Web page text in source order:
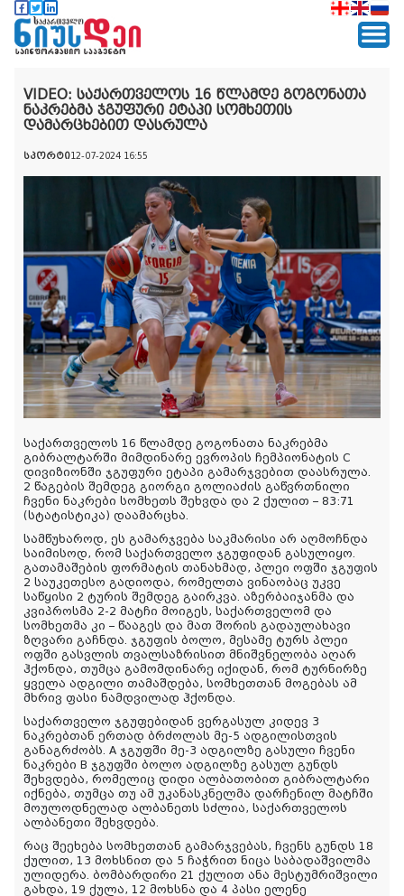
VIDEO: საქართველოს 16 წლამდე გოგონათა
ნაკრებმა ჯგუფური ეტაპი სომხეთის
დამარცხებით დასრულა
სპორტი12-07-2024 16:55
საქართველოს 16 წლამდე გოგონათა ნაკრებმა
გიბრალტარში მიმდინარე ევროპის ჩემპიონატის C
დივიზიონში ჯგუფური ეტაპი გამარჯვებით დაასრულა.
2 წაგების შემდეგ გიორგი გოლიაძის გაწვრთნილი
ჩვენი ნაკრები სომხეთს შეხვდა და 2 ქულით – 83:71
(სტატისტიკა) დაამარცხა.
სამწუხაროდ, ეს გამარჯვება საკმარისი არ აღმოჩნდა
საიმისოდ, რომ საქართველო ჯგუფიდან გასულიყო.
გათამაშების ფორმატის თანახმად, პლეი ოფში ჯგუფის
2 საუკეთესო გადიოდა, რომელთა ვინაობაც უკვე
საწყისი 2 ტურის შემდეგ გაირკვა. აზერბაიჯანმა და
კვიპროსმა 2-2 მატჩი მოიგეს, საქართველომ და
სომხეთმა კი – წააგეს და მათ შორის გადაულახავი
ზღვარი გაჩნდა. ჯგუფის ბოლო, მესამე ტურს პლეი
ოფში გასვლის თვალსაზრისით მნიშვნელობა აღარ
ჰქონდა, თუმცა გამომდინარე იქიდან, რომ ტურნირზე
ყველა ადგილი თამაშდება, სომხეთთან მოგებას ამ
მხრივ ფასი ნამდვილად ჰქონდა.
საქართველო ჯგუფებიდან ვერგასულ კიდევ 3
ნაკრებთან ერთად ბრძოლას მე-5 ადგილისთვის
განაგრძობს. A ჯგუფში მე-3 ადგილზე გასული ჩვენი
ნაკრები B ჯგუფში ბოლო ადგილზე გასულ გუნდს
შეხვდება, რომელიც დიდი ალბათობით გიბრალტარი
იქნება, თუმცა თუ ამ უკანასკნელმა დარჩენილ მატჩში
მოულოდნელად ალბანეთს სძლია, საქართველოს
ალბანეთი შეხვდება.
რაც შეეხება სომხეთთან გამარჯვებას, ჩვენს გუნდს 18
ქულით, 13 მოხსნით და 5 ჩაჭრით ნიცა საბადაშვილმა
ულიდერა. ბომბარდირი 21 ქულით ანა მესტუმრიშვილი
გახდა, 19 ქულა, 12 მოხსნა და 4 პასი ელენე